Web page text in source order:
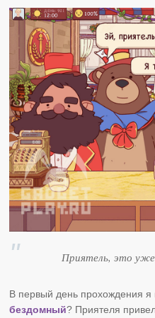
Приятель, это
В первый день прохождения я
бездомный? Приятеля